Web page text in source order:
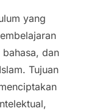
yang
dan
Tujuan